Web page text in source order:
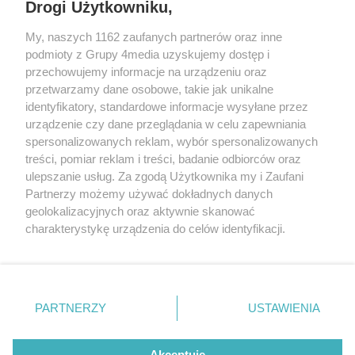
Prywatność Reklama Redakcja Praca Kielce
Facebook.com
Youtube.com
Drogi Użytkowniku,
My, naszych 1162 zaufanych partnerów oraz inne
podmioty z Grupy 4media uzyskujemy dostęp i
przechowujemy informacje na urządzeniu oraz
przetwarzamy dane osobowe, takie jak unikalne
identyfikatory, standardowe informacje wysyłane przez
urządzenie czy dane przeglądania w celu zapewniania
spersonalizowanych reklam, wybór spersonalizowanych
treści, pomiar reklam i treści, badanie odbiorców oraz
ulepszanie usług. Za zgodą Użytkownika my i Zaufani
Partnerzy możemy używać dokładnych danych
geolokalizacyjnych oraz aktywnie skanować
charakterystykę urządzenia do celów identyfikacji.
zmienić/wycofać klikając przycisk ustawień prywatności
znajdujący się w lewym dolnym rogu strony
. Niektóre
użytkownika, ale masz prawo sprzeciwić się takiemu
PARTNERZY USTAWIENIA